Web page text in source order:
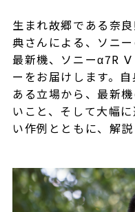
生まれ故郷である奈
典さんによる、ソニ
最新機、ソニーα7R
ーをお届けします。
ある立場から、最新
いこと、そして大幅
い作例とともに、解説